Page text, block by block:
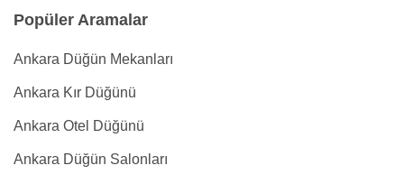
Popüler Aramalar
Ankara Düğün Mekanları
Ankara Kır Düğünü
Ankara Otel Düğünü
Ankara Düğün Salonları